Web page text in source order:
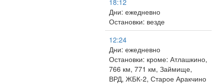
18:12
Дни: ежедневно
Остановки: везде
12:24
Дни: ежедневно
Остановки: кроме: Атлашкино,
766 км, 771 км, Займище,
ВРД, ЖБК-2, Старое Аракчино